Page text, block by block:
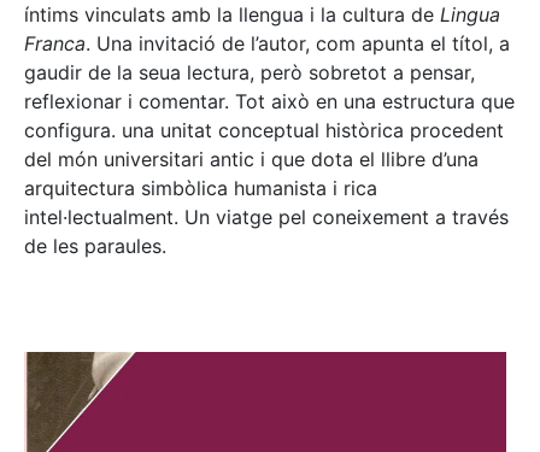
íntims vinculats amb la llengua i la cultura de Lingua
Franca. Una invitació de l’autor, com apunta el títol, a
gaudir de la seua lectura, però sobretot a pensar,
reflexionar i comentar. Tot això en una estructura que
configura. una unitat conceptual històrica procedent
del món universitari antic i que dota el llibre d’una
arquitectura simbòlica humanista i rica
intel·lectualment. Un viatge pel coneixement a través
de les paraules.